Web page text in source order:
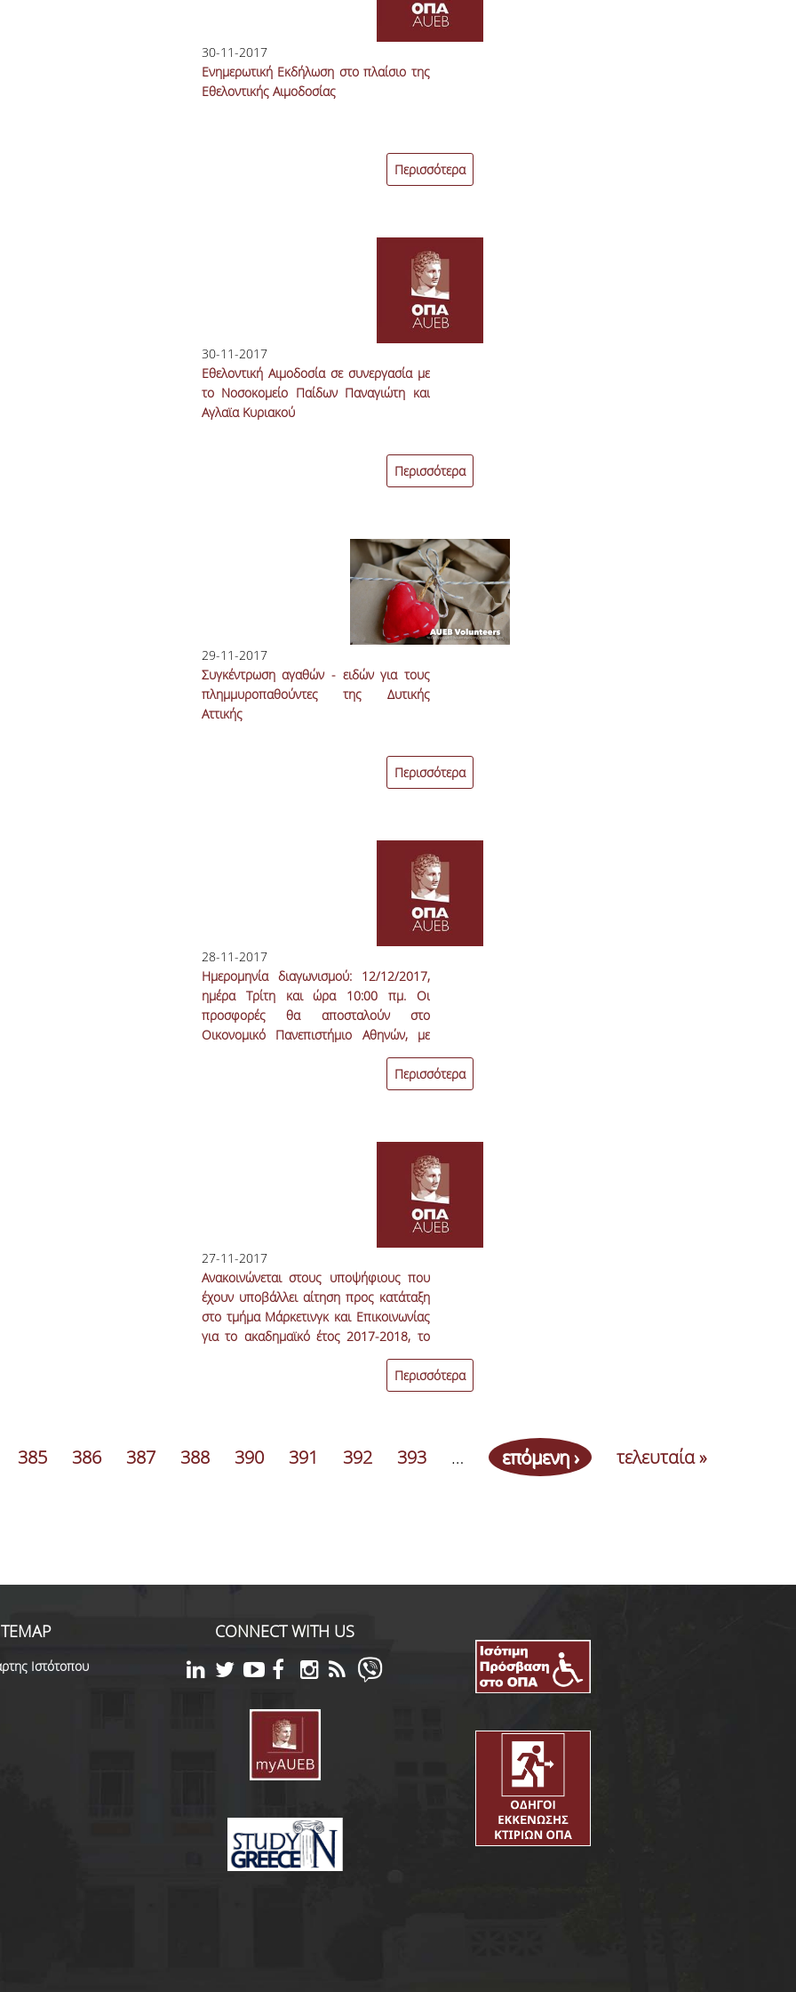
30-11-2017
Ενημερωτική Εκδήλωση στο πλαίσιο της
Εθελοντικής Αιμοδοσίας
Περισσότερα
30-11-2017
Εθελοντική Αιμοδοσία σε συνεργασία με
το Νοσοκομείο Παίδων Παναγιώτη και
Αγλαϊα Κυριακού
Περισσότερα
29-11-2017
Συγκέντρωση αγαθών - ειδών για τους
πλημμυροπαθούντες της Δυτικής
Αττικής
Περισσότερα
28-11-2017
Ημερομηνία διαγωνισμού: 12/12/2017,
ημέρα Τρίτη και ώρα 10:00 πμ. Οι
προσφορές θα αποσταλούν στο
Οικονομικό Πανεπιστήμιο Αθηνών, με
οποιοδήποτε τρόπο και θα
παραληφθούν μέχρι τις 11/12/2017,
ημέρα Δευτέρα, από το πρωτόκολλο
Περισσότερα
27-11-2017
Ανακοινώνεται στους υποψήφιους που
έχουν υποβάλλει αίτηση προς κατάταξη
στο τμήμα Μάρκετινγκ και Επικοινωνίας
για το ακαδημαϊκό έτος 2017-2018, το
Πρόγραμμα Κατατακτηρίων Εξετάσεων
Περισσότερα
385 386 387 388 390 391 392 393 … επόμενη › τελευταία »
Ιστότοπου
CONNECT WITH US